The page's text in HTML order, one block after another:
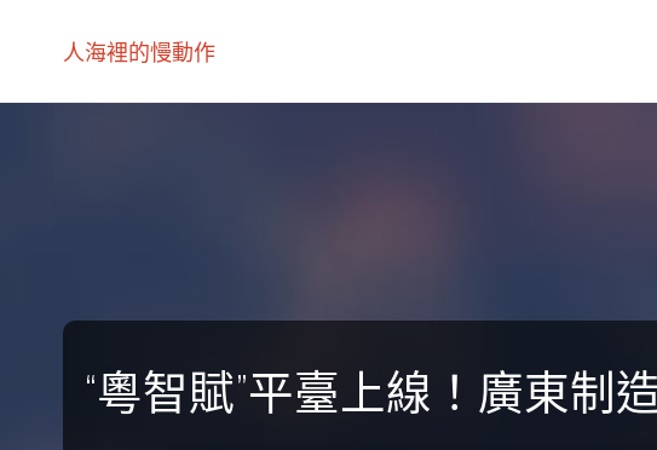
人海裡的慢動作
“粵智賦”平臺上線！廣東制